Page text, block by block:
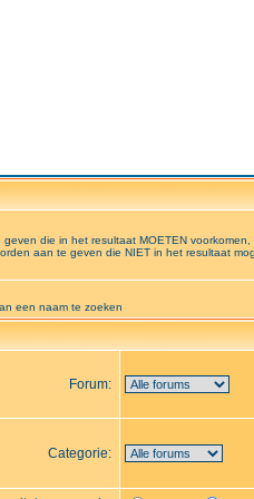
die in het resultaat MOETEN voorkomen,
aan te geven die NIET in het resultaat
een naam te zoeken
Forum:
Categorie: